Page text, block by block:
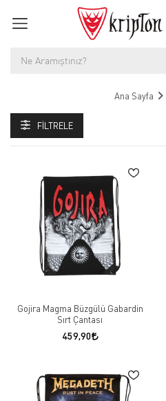
Ana Sayfa
FILTRELE
Gojira Magma Büzgülü Gabardin
Sırt Çantası
459,90